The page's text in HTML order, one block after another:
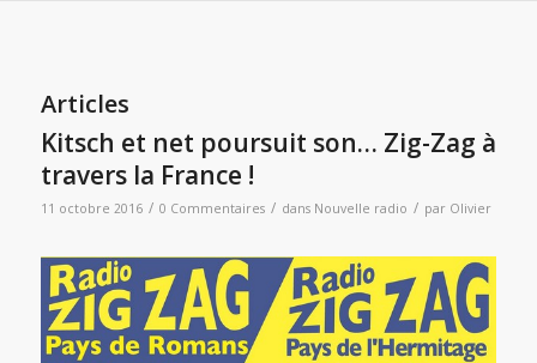
Articles
Kitsch et net poursuit son… Zig-Zag à
travers la France !
11 octobre 2016 / 0 Commentaires / dans Nouvelle radio / par Olivier